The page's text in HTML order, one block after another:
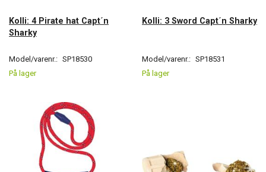
Kolli: 4 Pirate hat Capt´n
Sharky
Model/varenr.: SP18530
På lager
Kolli: 3 Sword Capt´n Sharky
Model/varenr.: SP18531
På lager